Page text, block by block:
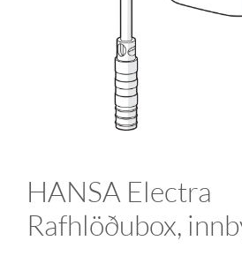
HANSA Electra
Rafhlöðubox,